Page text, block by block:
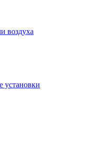
воздуха
установки